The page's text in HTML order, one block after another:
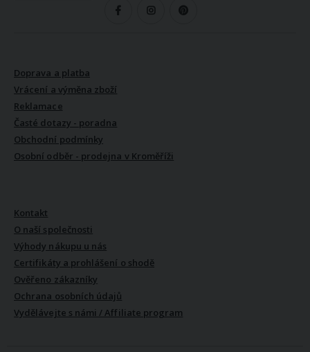
Doprava a platba
Vrácení a výměna zboží
Reklamace
Časté dotazy - poradna
Obchodní podmínky
Osobní odběr - prodejna v Kroměříži
Kontakt
O naší společnosti
Výhody nákupu u nás
Certifikáty a prohlášení o shodě
Ověřeno zákazníky
Ochrana osobních údajů
Vydělávejte s námi / Affiliate program